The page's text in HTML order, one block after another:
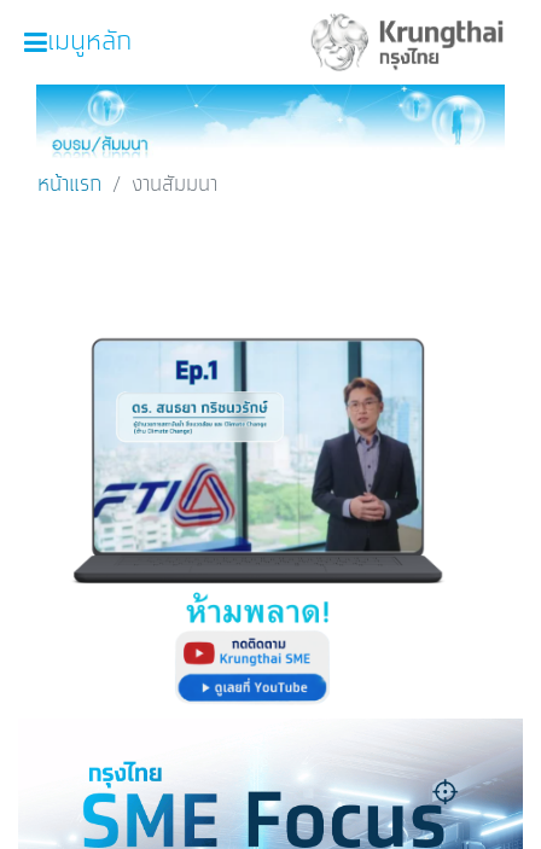
หน้าหลัก
ผลิตภัณฑ์และบริการ
คำนวณสินเชื่อเบื้องต้น
ค้นหาจุดบริการ
FOLLOW USKrungthai SME​
เมนูหลัก
หน้าแรก งานสัมมนา